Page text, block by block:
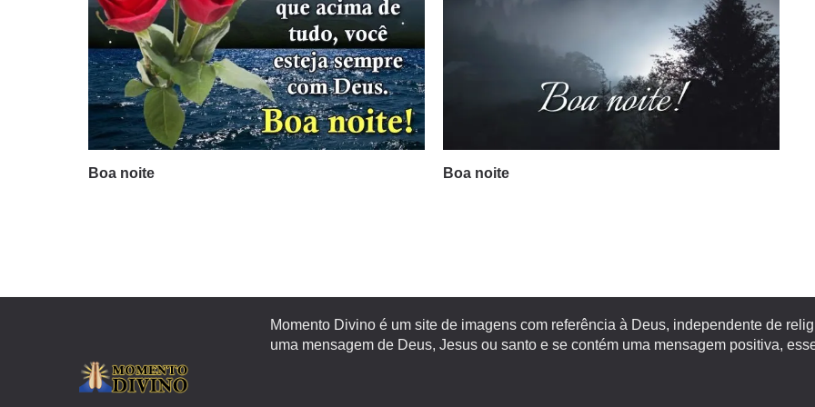
Boa noite Boa noite
Momento Divino é um site de imagens com referência à Deus, independente de
uma mensagem de Deus, Jesus ou santo e se contém uma mensagem positiva,